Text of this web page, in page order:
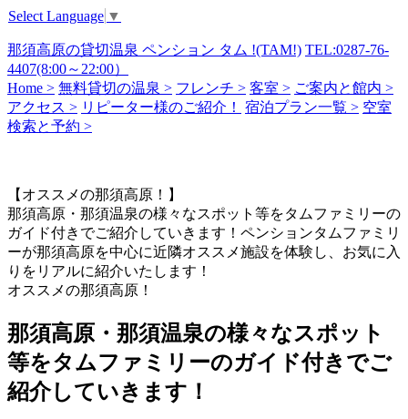
Select Language ▼
那須高原の貸切温泉 ペンション タム !(TAM!) TEL:0287-76-
4407(8:00～22:00）
Home > 無料貸切の温泉 > フレンチ > 客室 > ご案内と館内 >
アクセス > リピーター様のご紹介！ 宿泊プラン一覧 > 空室
検索と予約 >
【オススメの那須高原！】
那須高原・那須温泉の様々なスポット等をタムファミリーの
ガイド付きでご紹介していきます！ペンションタムファミリ
ーが那須高原を中心に近隣オススメ施設を体験し、お気に入
りをリアルに紹介いたします！
オススメの那須高原！
那須高原・那須温泉の様々なスポット
等をタムファミリーのガイド付きでご
紹介していきます！